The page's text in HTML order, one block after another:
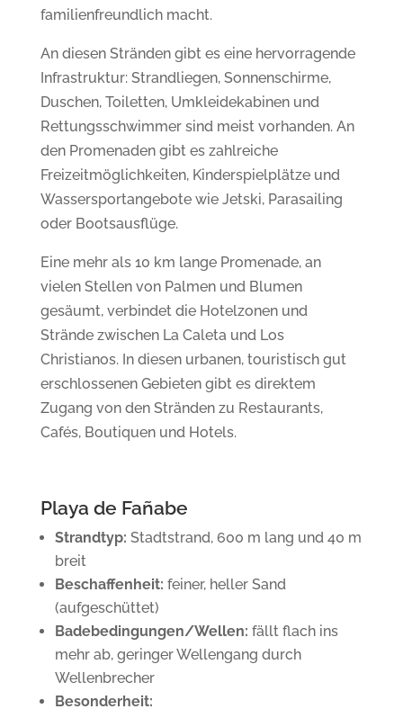
familienfreundlich macht.
An diesen Stränden gibt es eine hervorragende
Infrastruktur: Strandliegen, Sonnenschirme,
Duschen, Toiletten, Umkleidekabinen und
Rettungsschwimmer sind meist vorhanden. An
den Promenaden gibt es zahlreiche
Freizeitmöglichkeiten, Kinderspielplätze und
Wassersportangebote wie Jetski, Parasailing
oder Bootsausflüge.
Eine mehr als 10 km lange Promenade, an
vielen Stellen von Palmen und Blumen
gesäumt, verbindet die Hotelzonen und
Strände zwischen La Caleta und Los
Christianos. In diesen urbanen, touristisch gut
erschlossenen Gebieten gibt es direktem
Zugang von den Stränden zu Restaurants,
Cafés, Boutiquen und Hotels.
Playa de Fañabe
Strandtyp: Stadtstrand, 600 m lang und 40 m
breit
Beschaffenheit: feiner, heller Sand
(aufgeschüttet)
Badebedingungen/Wellen: fällt flach ins
mehr ab, geringer Wellengang durch
Wellenbrecher
Besonderheit: